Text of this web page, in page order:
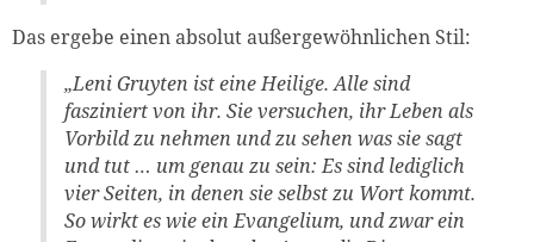
Das ergebe einen absolut außergewöhnlichen Stil:
„Leni Gruyten ist eine Heilige. Alle sind
fasziniert von ihr. Sie versuchen, ihr Leben als
Vorbild zu nehmen und zu sehen was sie sagt
und tut … um genau zu sein: Es sind lediglich
vier Seiten, in denen sie selbst zu Wort kommt.
So wirkt es wie ein Evangelium, und zwar ein